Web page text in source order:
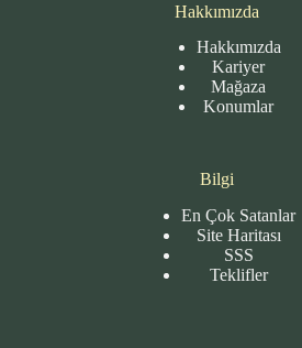
Hakkımızda
Hakkımızda
Kariyer
Mağaza
Konumlar
Bilgi
En Çok Satanlar
Site Haritası
SSS
Teklifler